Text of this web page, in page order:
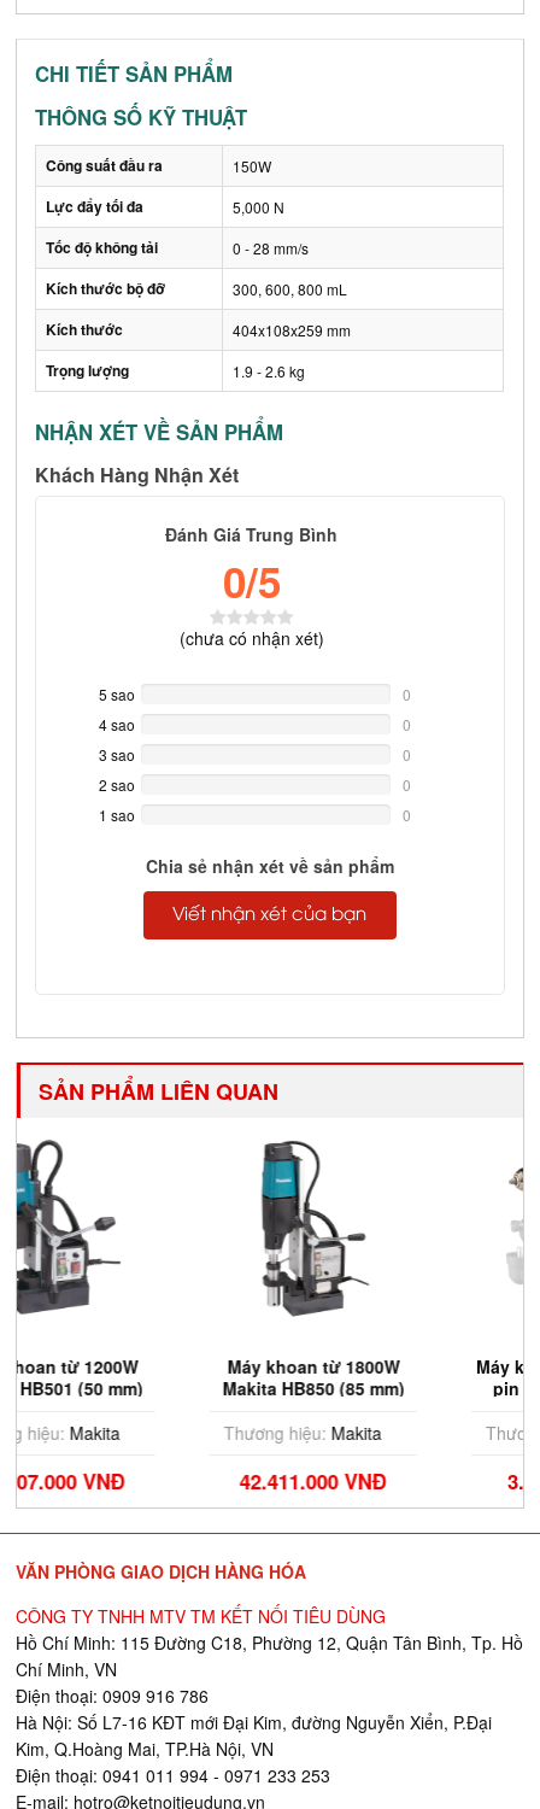
CHI TIẾT SẢN PHẨM
THÔNG SỐ KỸ THUẬT
Công suất đầu ra 150W
Lực đẩy tối đa 5,000 N
Tốc độ không tải 0 - 28 mm/s
Kích thước bộ đỡ 300, 600, 800 mL
Kích thước 404x108x259 mm
Trọng lượng 1.9 - 2.6 kg
NHẬN XÉT VỀ SẢN PHẨM
Khách Hàng Nhận Xét
Đánh Giá Trung Bình
0/5
(chưa có nhận xét)
5 sao
Complete
0
4 sao
Complete
0
3 sao
Complete
0
2 sao
Complete
0
1 sao
0
Chia sẻ nhận xét về sản phẩm
Viết nhận xét của bạn
SẢN PHẨM LIÊN QUAN
Máy khoan từ 1800W
Makita HB850 (85 mm)
Thương hiệu:
Makita
42.411.000 VNĐ
Máy khoan vặn vít
pin Makita DDF491Z
Thương hiệu:
Makita
3.737.000 VNĐ
VĂN PHÒNG GIAO DỊCH HÀNG HÓA
CÔNG TY TNHH MTV TM KẾT NỐI TIÊU DÙNG
Hồ Chí Minh: 115 Đường C18, Phường 12, Quận Tân Bình, Tp. Hồ
Chí Minh, VN
Điện thoại: 0909 916 786
Hà Nội: Số L7-16 KĐT mới Đại Kim, đường Nguyễn Xiển, P.Đại
Kim, Q.Hoàng Mai, TP.Hà Nội, VN
Điện thoại: 0941 011 994 - 0971 233 253
E-mail: hotro@ketnoitieudung.vn